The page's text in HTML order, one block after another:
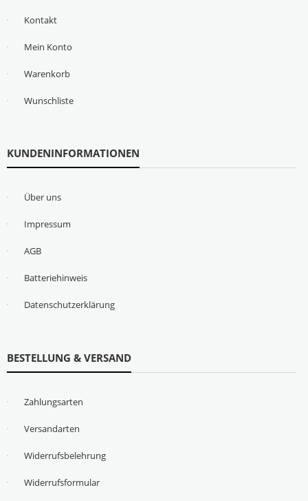
Kontakt
Mein Konto
Warenkorb
Wunschliste
KUNDENINFORMATIONEN
Über uns
Impressum
AGB
Batteriehinweis
Datenschutzerklärung
BESTELLUNG & VERSAND
Zahlungsarten
Versandarten
Widerrufsbelehrung
Widerrufsformular